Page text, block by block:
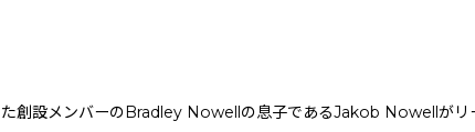
た創設メンバーのBradley Nowellの息子であるJakob Nowellが